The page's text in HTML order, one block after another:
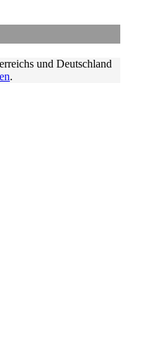
und Deutschland
.